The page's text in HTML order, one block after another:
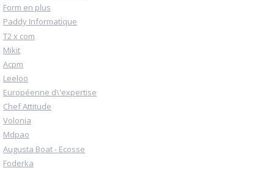
Form en plus
Paddy Informatique
T2 x com
Mikit
Acpm
Leeloo
Européenne d\'expertise
Chef Attitude
Volonia
Mdpao
Augusta Boat - Ecosse
Foderka